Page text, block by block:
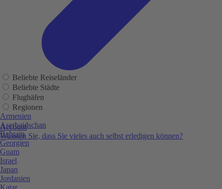
Account
Wussten Sie, dass Sie vieles auch selbst erledigen können?
Beliebte Reiseländer
Beliebte Städte
Flughäfen
Regionen
Armenien
Aserbaidschan
Bahrain
Georgien
Guam
Israel
Japan
Jordanien
Katar